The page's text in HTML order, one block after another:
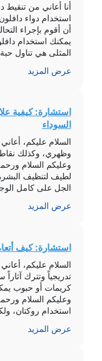
أنا أعاني من تنقيط
أن أقوم بإجراء
المثلى هي تناول
[…]
عرض المزيد
استشارة: كيفية
السوداء
السلام عليكم،
وظهري، وكذلك
وعليكم السلام
لطيف لتنظيف
الجل على كامل
أسبوع. أما بالنسبة
عرض المزيد
استشارة: كيف
السلام عليكم،
تدريجياً وتترك
كريمات أو حبوب
وعليكم السلام
استخدام روكتان،
Doxycycline 100 ملغ مرة […]
عرض المزيد